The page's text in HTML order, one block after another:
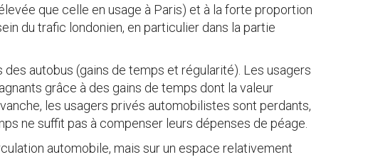
que celle en usage à Paris) et à la forte proportion
du trafic londonien, en particulier dans la partie
autobus (gains de temps et régularité). Les usagers
grâce à des gains de temps dont la valeur
les usagers privés automobilistes sont perdants,
ne suffit pas à compenser leurs dépenses de péage.
automobile, mais sur un espace relativement